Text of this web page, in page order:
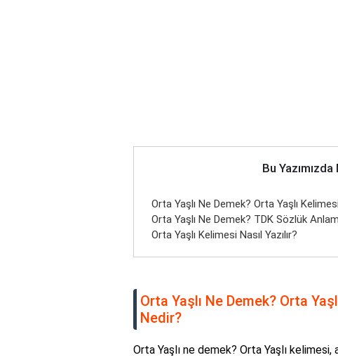
Bu
Orta Yaşlı Ne Demek? Orta Yaşlı
Orta Yaşlı Ne Demek? TDK Sözlük
Orta Yaşlı Kelimesi Nasıl Yazılır?
Orta Yaşlı Ne Demek? Orta
Nedir?
Orta Yaşlı ne demek? Orta Yaşlı kelimesi,